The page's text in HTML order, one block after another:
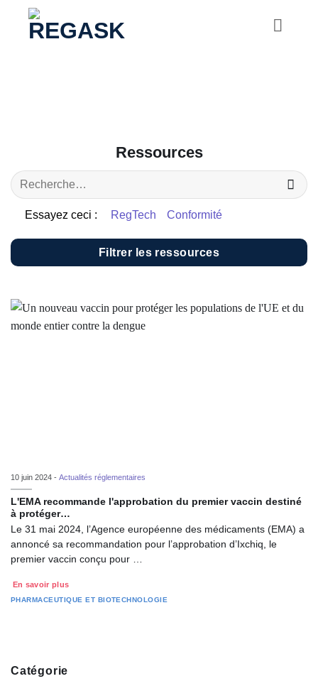
Passer
Ressources
Essayez ceci : RegTech Conformité
Filtrer les ressources
Catégorie
10 juin 2024 - Actualités réglementaires
L'EMA recommande l'approbation du premier vaccin destiné
à protéger…
Le 31 mai 2024, l’Agence européenne des médicaments (EMA) a
annoncé sa recommandation pour l’approbation d’Ixchiq, le
premier vaccin conçu pour …
En savoir plus
PHARMACEUTIQUE ET BIOTECHNOLOGIE